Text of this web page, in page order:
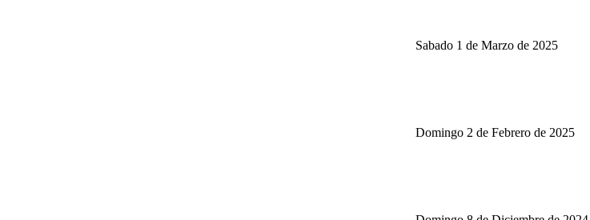
Sabado 1 de Marzo de 2025
Domingo 2 de Febrero de 2025